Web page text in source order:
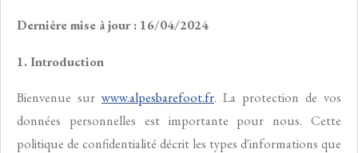
Dernière mise à jour : 16/04/2024
1. Introduction
Bienvenue sur www.alpesbarefoot.fr. La protection de vos
données personnelles est importante pour nous. Cette
politique de confidentialité décrit les types d'informations que